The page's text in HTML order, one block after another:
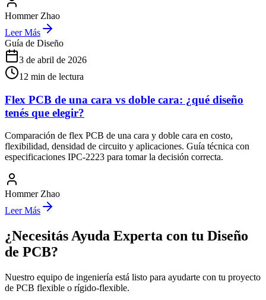
Hommer Zhao
Leer Más
Guía de Diseño
3 de abril de 2026
12 min de lectura
Flex PCB de una cara vs doble cara: ¿qué diseño
tenés que elegir?
Comparación de flex PCB de una cara y doble cara en costo,
flexibilidad, densidad de circuito y aplicaciones. Guía técnica con
especificaciones IPC-2223 para tomar la decisión correcta.
Hommer Zhao
Leer Más
¿Necesitás Ayuda Experta con tu Diseño
de PCB?
Nuestro equipo de ingeniería está listo para ayudarte con tu proyecto
de PCB flexible o rígido-flexible.